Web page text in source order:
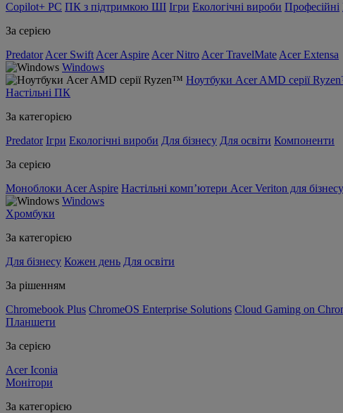
Copilot+ PC ПК з підтримкою ШІ Ігри Екологічні вироби Професійні
За серією
Predator Acer Swift Acer Aspire Acer Nitro Acer TravelMate Acer Extensa
Windows
Ноутбуки Acer AMD серії
Настільні ПК
За категорією
Predator Ігри Екологічні вироби Для бізнесу Для освіти Компоненти
За серією
Моноблоки Acer Aspire Настільні комп’ютери Acer Veriton для бізнесу
Windows
Хромбуки
За категорією
Для бізнесу Кожен день Для освіти
За рішенням
Chromebook Plus ChromeOS Enterprise Solutions Cloud Gaming on
Планшети
За серією
Acer Iconia
Монітори
За категорією